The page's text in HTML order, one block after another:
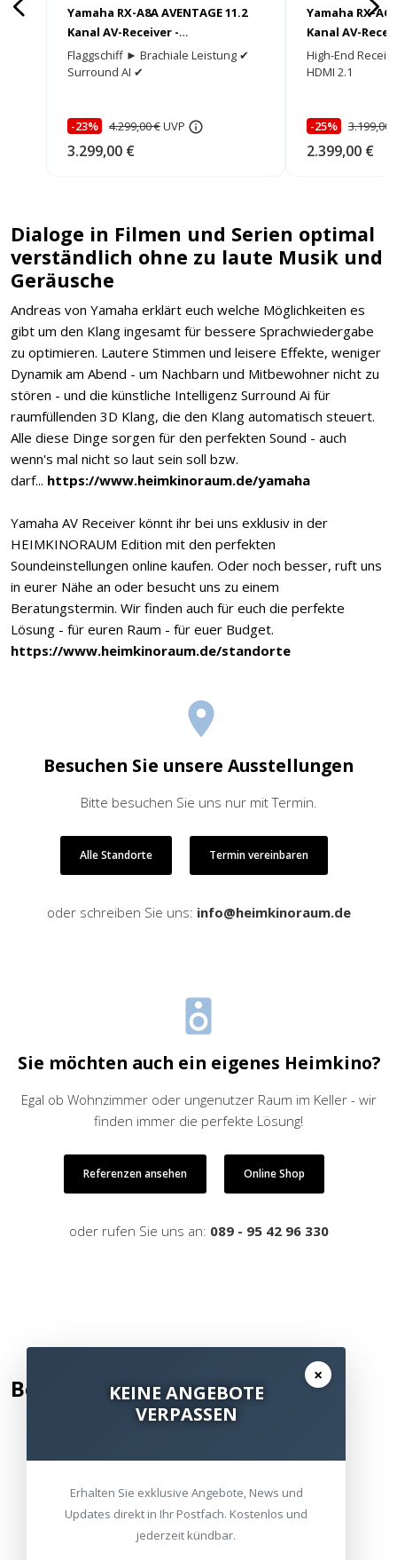
Yamaha RX-A8A AVENTAGE 11.2
Kanal AV-Receiver -
HEIMKINORAUM Edition
Flaggschiff ► Brachiale Leistung ✔
Surround AI ✔
-23% 4.299,00 €UVP
3.299,00 €
Yamaha RX-
Kanal AV-
High-End
HDMI 2.1
-25% 3.199,00
2.399,00 €
Dialoge in Filmen und Serien optimal
verständlich ohne zu laute Musik und
Geräusche
Andreas von Yamaha erklärt euch welche Möglichkeiten es
gibt um den Klang ingesamt für bessere Sprachwiedergabe
zu optimieren. Lautere Stimmen und leisere Effekte, weniger
Dynamik am Abend - um Nachbarn und Mitbewohner nicht zu
stören - und die künstliche Intelligenz Surround Ai für
raumfüllenden 3D Klang, die den Klang automatisch steuert.
Alle diese Dinge sorgen für den perfekten Sound - auch
wenn's mal nicht so laut sein soll bzw.
darf... https://www.heimkinoraum.de/yamaha
Yamaha AV Receiver könnt ihr bei uns exklusiv in der
HEIMKINORAUM Edition mit den perfekten
Soundeinstellungen online kaufen. Oder noch besser, ruft uns
in eurer Nähe an oder besucht uns zu einem
Beratungstermin. Wir finden auch für euch die perfekte
Lösung - für euren Raum - für euer Budget.
https://www.heimkinoraum.de/standorte
Besuchen Sie unsere Ausstellungen
Bitte besuchen Sie uns nur mit Termin.
Alle Standorte Termin vereinbaren
oder schreiben Sie uns: info@heimkinoraum.de
Sie möchten auch ein eigenes Heimkino?
Egal ob Wohnzimmer oder ungenutzer Raum im Keller - wir
finden immer die perfekte Lösung!
Referenzen ansehen Online Shop
oder rufen Sie uns an: 089 - 95 42 96 330
Bewertung hinzufügen ×
KEINE ANGEBOTE
VERPASSEN
Erhalten Sie exklusive Angebote, News und
Updates direkt in Ihr Postfach. Kostenlos und
jederzeit kündbar.